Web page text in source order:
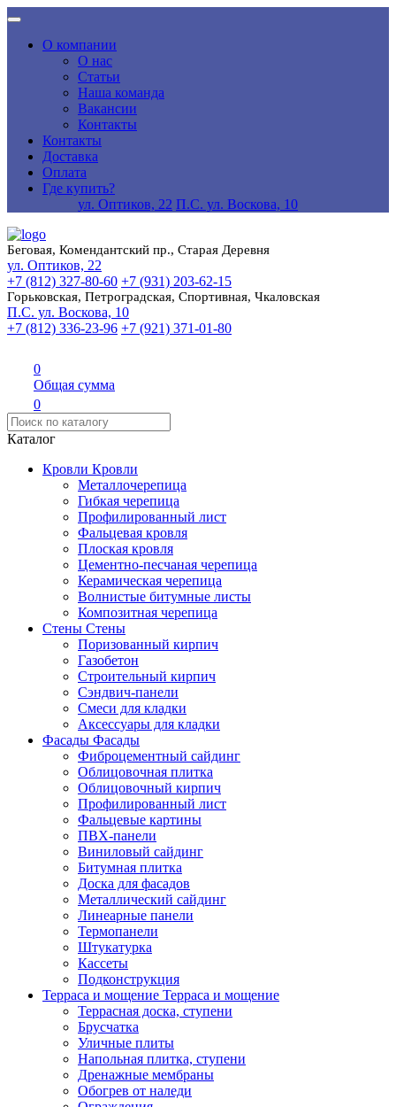
О компании
О нас
Статьи
Наша команда
Вакансии
Контакты
Контакты
Доставка
Оплата
Где купить?
ул. Оптиков, 22 П.С. ул. Воскова, 10
Беговая, Комендантский пр., Старая Деревня
ул. Оптиков, 22
+7 (812) 327-80-60 +7 (931) 203-62-15
Горьковская, Петроградская, Спортивная, Чкаловская
П.С. ул. Воскова, 10
+7 (812) 336-23-96 +7 (921) 371-01-80
0
Общая сумма
0
Каталог
Кровли Кровли
Металлочерепица
Гибкая черепица
Профилированный лист
Фальцевая кровля
Плоская кровля
Цементно-песчаная черепица
Керамическая черепица
Волнистые битумные листы
Композитная черепица
Стены Стены
Поризованный кирпич
Газобетон
Строительный кирпич
Сэндвич-панели
Смеси для кладки
Аксессуары для кладки
Фасады Фасады
Фиброцементный сайдинг
Облицовочная плитка
Облицовочный кирпич
Профилированный лист
Фальцевые картины
ПВХ-панели
Виниловый сайдинг
Битумная плитка
Доска для фасадов
Металлический сайдинг
Линеарные панели
Термопанели
Штукатурка
Кассеты
Подконструкция
Терраса и мощение Терраса и мощение
Террасная доска, ступени
Брусчатка
Уличные плиты
Напольная плитка, ступени
Дренажные мембраны
Обогрев от наледи